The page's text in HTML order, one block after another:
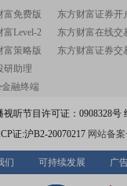
富免费版
富Level-2
富策略版
研助理
金融终端
东方财富证券开
东方财富在线交
东方财富证券交
听节目许可证：0908328号
证:沪B2-20070217 网站备
们 可持续发展 广